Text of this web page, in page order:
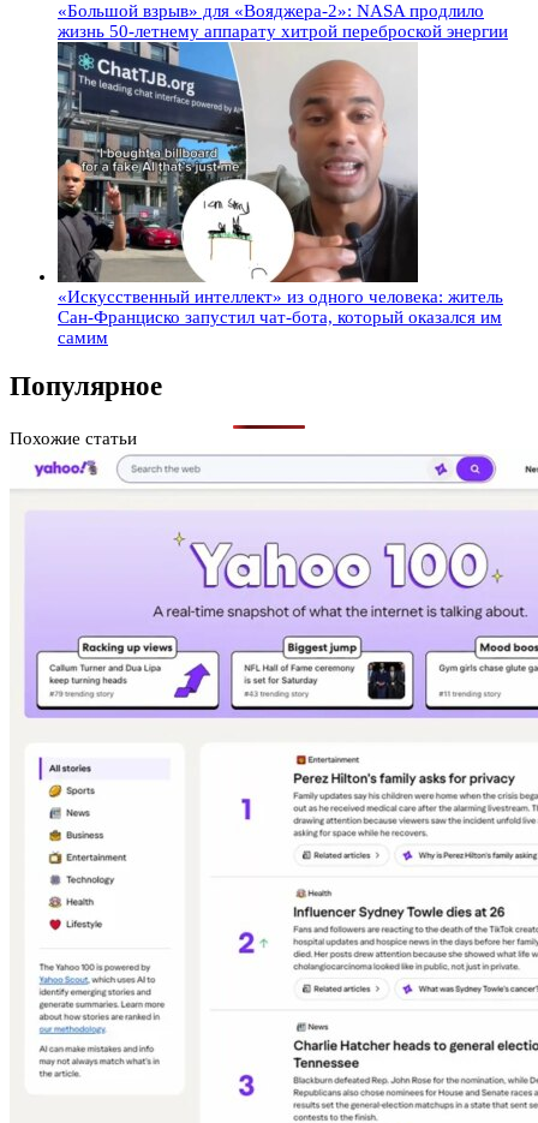
«Большой взрыв» для «Вояджера-2»: NASA продлило
жизнь 50-летнему аппарату хитрой переброской энергии
«Искусственный интеллект» из одного человека: житель
Сан-Франциско запустил чат-бота, который оказался им
самим
Популярное
Похожие статьи